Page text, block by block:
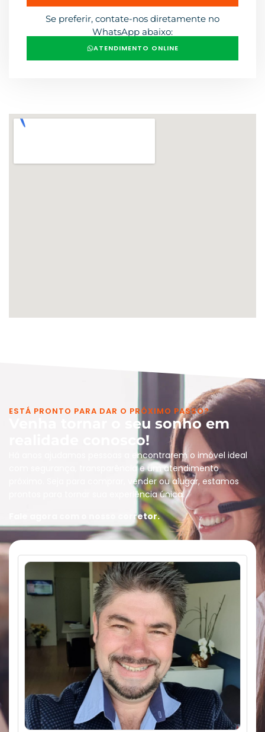
Se preferir, contate-nos diretamente no
WhatsApp abaixo:
ATENDIMENTO ONLINE
ESTÁ PRONTO PARA DAR O PRÓXIMO PASSO?
Venha tornar o seu sonho em
realidade conosco!
Há anos ajudamos pessoas a encontrarem o imóvel ideal
com segurança, transparência e um atendimento
próximo. Seja para comprar, vender ou alugar, estamos
prontos para tornar sua experiência única.
Fale agora com o nosso corretor.